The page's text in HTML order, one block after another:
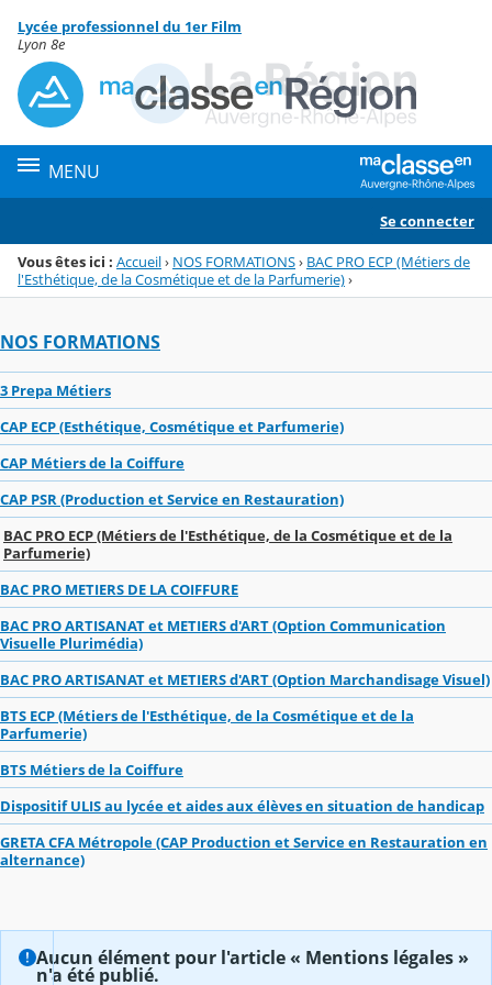
Menu de la rubrique
Contenu
Lycée professionnel du 1er Film
Lyon 8e
MENU
Se connecter
Vous êtes ici : Accueil› NOS FORMATIONS› BAC PRO ECP (Métiers de
l'Esthétique, de la Cosmétique et de la Parfumerie)›
NOS FORMATIONS
3 Prepa Métiers
CAP ECP (Esthétique, Cosmétique et Parfumerie)
CAP Métiers de la Coiffure
CAP PSR (Production et Service en Restauration)
BAC PRO ECP (Métiers de l'Esthétique, de la Cosmétique et de la
Parfumerie)
BAC PRO METIERS DE LA COIFFURE
BAC PRO ARTISANAT et METIERS d'ART (Option Communication
Visuelle Plurimédia)
BAC PRO ARTISANAT et METIERS d'ART (Option Marchandisage Visuel)
BTS ECP (Métiers de l'Esthétique, de la Cosmétique et de la
Parfumerie)
BTS Métiers de la Coiffure
Dispositif ULIS au lycée et aides aux élèves en situation de handicap
GRETA CFA Métropole (CAP Production et Service en Restauration en
alternance)
Aucun élément pour l'article « Mentions légales »
n'a été publié.